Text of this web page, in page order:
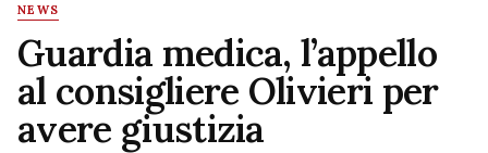
NEWS
Guardia medica, l’appello
al consigliere Olivieri per
avere giustizia